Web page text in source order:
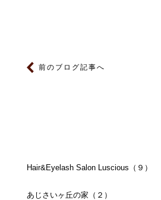
前のブログ記事へ
Hair&Eyelash Salon Luscious（９）
あじさいヶ丘の家（２）